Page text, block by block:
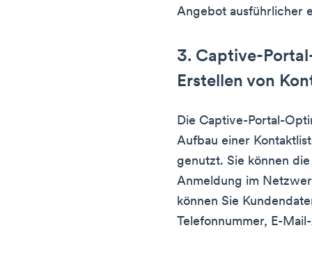
Angebot ausführlicher
3. Captive-
Erstellen von
Die Captive-Portal-
Aufbau einer
genutzt. Sie können
Anmeldung im
können Sie
Telefonnummer, E-